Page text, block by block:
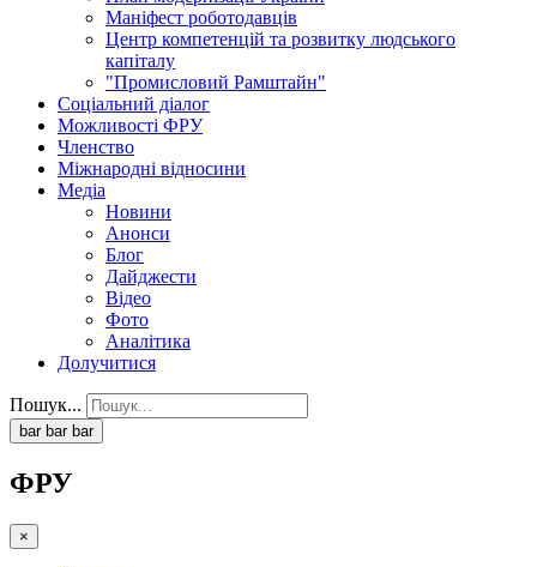
Маніфест роботодавців
Центр компетенцій та розвитку людського
капіталу
"Промисловий Рамштайн"
Соціальний діалог
Можливості ФРУ
Членство
Міжнародні відносини
Медіа
Новини
Анонси
Блог
Дайджести
Відео
Фото
Аналітика
Долучитися
Пошук...
bar bar bar
ФРУ
×